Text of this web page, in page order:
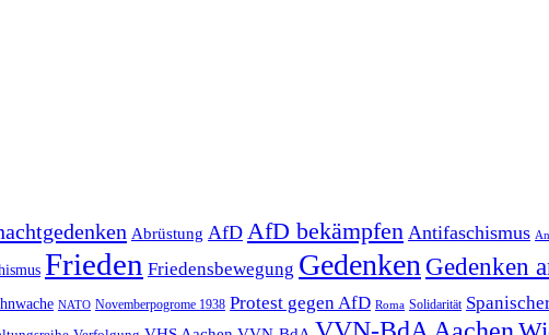
Abrüstung AfD AfD bekämpfen Antifaschismus
Frieden Friedensbewegung Gedenken Gedenken
NATO Novemberpogrome 1938 Protest gegen AfD Roma Solidarität